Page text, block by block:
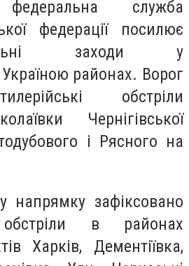
федеральна служба
федерації посилює
заходи у
районах. Ворог
обстріли
Чернігівської
і Рясного на
напрямку зафіксовано
обстріли в районах
Харків, Дементіївка,